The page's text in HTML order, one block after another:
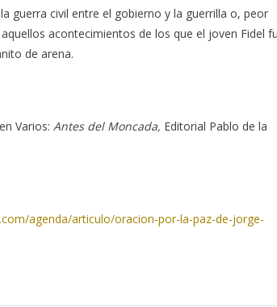
guerra civil entre el gobierno y la guerrilla o, peor
acontecimientos de los que el joven Fidel
de arena.
Varios: Antes del Moncada, Editorial Pablo de la
agenda/articulo/oracion-por-la-paz-de-jorge-